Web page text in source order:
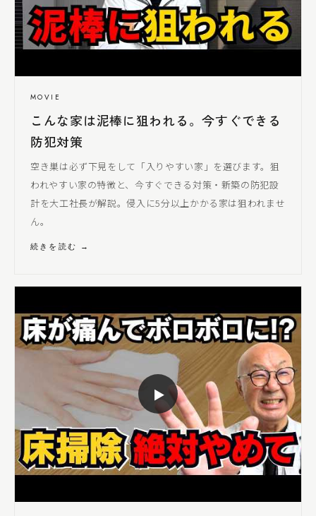
MOVIE
こんな家は泥棒に狙われる。今すぐできる
防犯対策
空き巣は必ず下見をして「入りやすい家」を選びます。狙
われやすい家の特徴と、今すぐできる対策・新築の防犯設
計を大工社長が解説。侵入に5分以上かかる家は狙われませ
ん。
続きを読む →
▶